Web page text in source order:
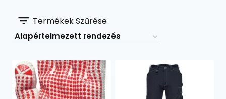
Termékek Szűrése